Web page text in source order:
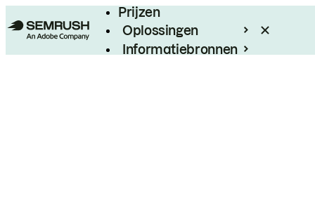
Prijzen
Oplossingen
Informatiebronnen